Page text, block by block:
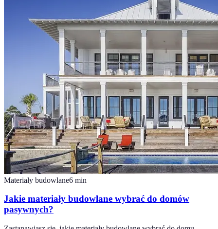
Materiały budowlane6 min
Jakie materiały budowlane wybrać do domów
pasywnych?